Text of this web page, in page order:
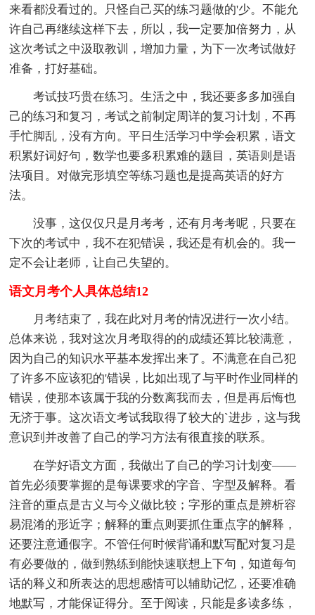
来看都没看过的。只怪自己买的练习题做的'少。不能允
许自己再继续这样下去，所以，我一定要加倍努力，从
这次考试之中汲取教训，增加力量，为下一次考试做好
准备，打好基础。
考试技巧贵在练习。生活之中，我还要多多加强自
己的练习和复习，考试之前制定周详的复习计划，不再
手忙脚乱，没有方向。平日生活学习中学会积累，语文
积累好词好句，数学也要多积累难的题目，英语则是语
法项目。对做完形填空等练习题也是提高英语的好方
法。
没事，这仅仅只是月考考，还有月考考呢，只要在
下次的考试中，我不在犯错误，我还是有机会的。我一
定不会让老师，让自己失望的。
语文月考个人具体总结12
月考结束了，我在此对月考的情况进行一次小结。
总体来说，我对这次月考取得的的成绩还算比较满意，
因为自己的知识水平基本发挥出来了。不满意在自己犯
了许多不应该犯的'错误，比如出现了与平时作业同样的
错误，使那本该属于我的分数离我而去，但是再后悔也
无济于事。这次语文考试我取得了较大的`进步，这与我
意识到并改善了自己的学习方法有很直接的联系。
在学好语文方面，我做出了自己的学习计划变——
首先必须要掌握的是每课要求的字音、字型及解释。看
注音的重点是古义与今义做比较；字形的重点是辨析容
易混淆的形近字；解释的重点则要抓住重点字的解释，
还要注意通假字。不管任何时候背诵和默写配对复习是
有必要做的，做到熟练到能快速联想上下句，知道每句
话的释义和所表达的思想感情可以辅助记忆，还要准确
地默写，才能保证得分。至于阅读，只能是多读多练，